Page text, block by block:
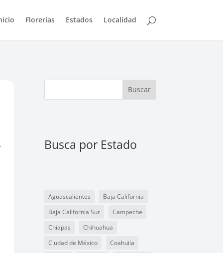
Florerías Estados Localidad
Buscar
Busca por Estado
Aguascalientes
Baja California
Baja California Sur
Campeche
Chiapas
Chihuahua
Ciudad de México
Coahuila